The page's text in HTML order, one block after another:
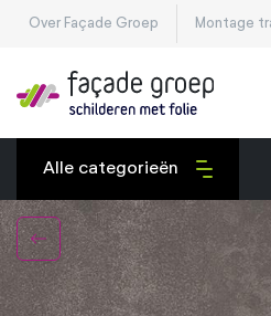
Over Façade Groep Montage
Alle categorieën
Exterieurfolies
Interieurfolies